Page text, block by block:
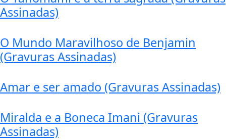
Assinadas)
O Mundo Maravilhoso de Benjamin
(Gravuras Assinadas)
Amar e ser amado (Gravuras Assinadas)
Miralda e a Boneca Imani (Gravuras
Assinadas)